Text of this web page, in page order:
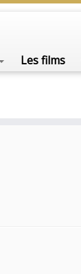
Les films